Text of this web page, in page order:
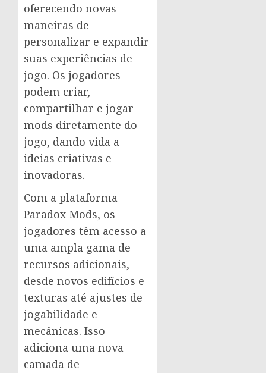
oferecendo novas
maneiras de
personalizar e expandir
suas experiências de
jogo. Os jogadores
podem criar,
compartilhar e jogar
mods diretamente do
jogo, dando vida a
ideias criativas e
inovadoras.
Com a plataforma
Paradox Mods, os
jogadores têm acesso a
uma ampla gama de
recursos adicionais,
desde novos edifícios e
texturas até ajustes de
jogabilidade e
mecânicas. Isso
adiciona uma nova
camada de